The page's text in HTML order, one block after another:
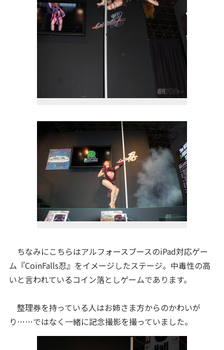
ちなみにこちらはアルフォースブースのiPad対応ゲー
ム『CoinFalls忍』をイメージしたステージ。中毒性の高
いと言われているコイン落としゲームであります。
整理券を持っている人はお姉さま方からのかわいが
り……ではなく一緒に記念撮影を撮っていました。